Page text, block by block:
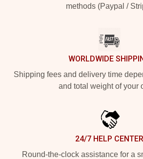
methods (Paypal /
WORLDWIDE
Shipping fees and delivery time
and total weight of your
24/7 HELP CENTER
Round-the-clock assistance for a